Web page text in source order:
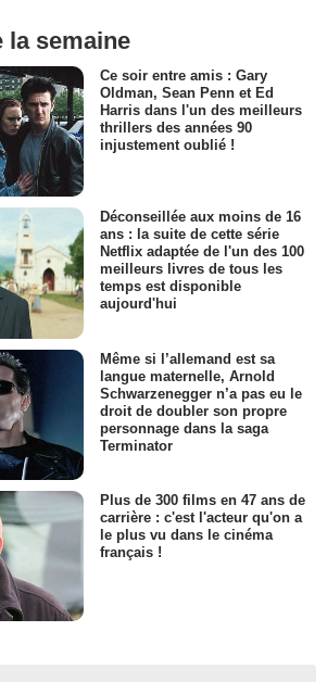
la semaine
Ce soir entre amis : Gary
Oldman, Sean Penn et Ed
Harris dans l'un des meilleurs
thrillers des années 90
injustement oublié !
Déconseillée aux moins de 16
ans : la suite de cette série
Netflix adaptée de l'un des 100
meilleurs livres de tous les
temps est disponible
aujourd'hui
Même si l’allemand est sa
langue maternelle, Arnold
Schwarzenegger n’a pas eu le
droit de doubler son propre
personnage dans la saga
Terminator
Plus de 300 films en 47 ans de
carrière : c'est l'acteur qu'on a
le plus vu dans le cinéma
français !